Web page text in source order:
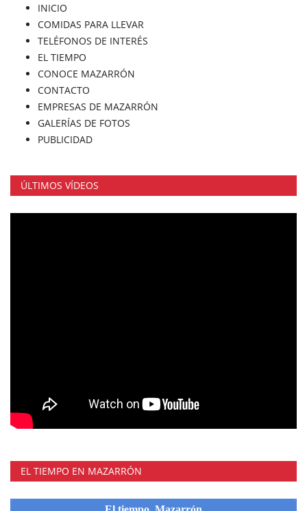
INICIO
COMIDAS PARA LLEVAR
TELÉFONOS DE INTERÉS
EL TIEMPO
CONOCE MAZARRÓN
CONTACTO
EMPRESAS DE MAZARRÓN
GALERÍAS DE FOTOS
PUBLICIDAD
ÚLTIMOS VÍDEOS
EL TIEMPO EN MAZARRÓN